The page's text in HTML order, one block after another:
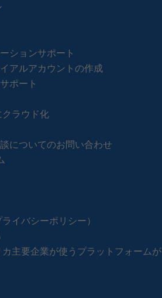
ションサポート
アルアカウントの作成
ポート
ラウド化
についてのお問い合わせ
イバシーポリシー）
主要企業が使うプラットフォームが